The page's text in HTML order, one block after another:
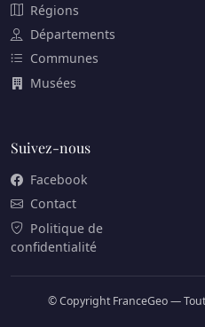
Régions
Départements
Communes
Musées
Suivez-nous
Facebook
Contact
Politique de
confidentialité
© Copyright FranceGeo —